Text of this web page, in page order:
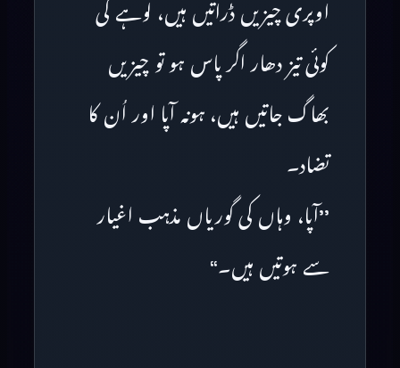
اوپری چیزیں ڈراتیں ہیں، لوہے کی
کوئی تیز دھار اگر پاس ہو تو چیزیں
بھاگ جاتیں ہیں، ہونہ آپا اور اُن کا
تضاد۔
’’آپا، وہاں کی گوریاں مذہب اغیار
سے ہوتیں ہیں۔‘‘